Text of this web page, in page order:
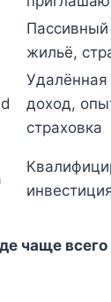
жильё,
Удалённая
доход,
страховка
чаще